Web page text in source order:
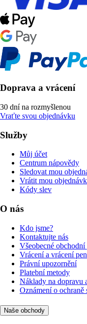
Doprava a vrácení
30 dní na rozmyšlenou
Vraťte svou objednávku
Služby
Můj účet
Centrum nápovědy
Sledovat mou
Vrátit mou
Kódy slev
O nás
Kdo jsme?
Kontaktujte nás
Všeobecné
Vrácení a vrácení
Právní upozornění
Platební metody
Náklady na dopravu
Oznámení o ochraně
Naše obchody